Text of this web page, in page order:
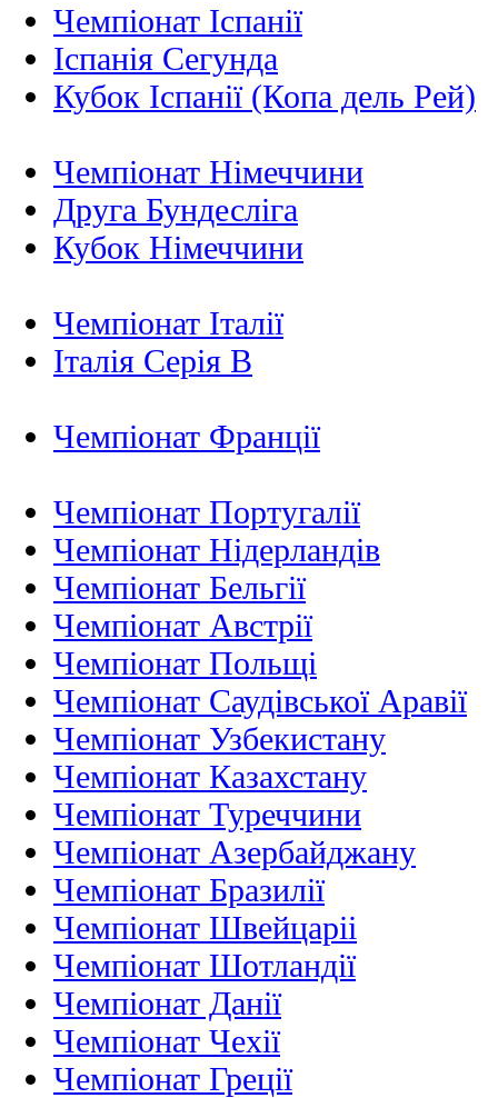
Чемпіонат Іспанії
Іспанія Сегунда
Кубок Іспанії (Копа дель Рей)
Чемпіонат Німеччини
Друга Бундесліга
Кубок Німеччини
Чемпіонат Італії
Італія Серія B
Чемпіонат Франції
Чемпіонат Португалії
Чемпіонат Нідерландiв
Чемпіонат Бельгії
Чемпіонат Австрії
Чемпіонат Польщі
Чемпіонат Саудівської Аравії
Чемпіонат Узбекистану
Чемпіонат Казахстану
Чемпіонат Туреччини
Чемпіонат Азербайджану
Чемпіонат Бразилії
Чемпіонат Швейцаріі
Чемпіонат Шотландії
Чемпіонат Данії
Чемпіонат Чехії
Чемпіонат Греції